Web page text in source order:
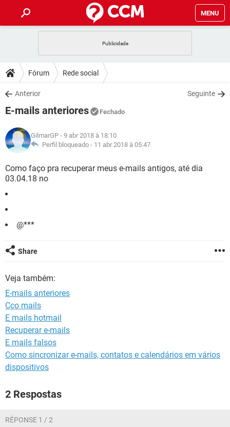
MENU
CELULAR
OUTLOOK
INSTAGRAM GMAIL
GUIA DE COMPRAS
DICAS
JOGOS
INSTAGRAM
GUIA DE COMPRAS
DOWNLOADS
JOGOS WHATSAPP
CELULAR
OUTLOOK EXCEL
INSTAGRAM GMAIL
GUIA DE COMPRAS
JOGOS
CELULAR
OUTLOOK EXCEL
GLOSSÁRIO
WHATSAPP
CELULAR
Fórum Rede social
Anterior Seguinte
E-mails anteriores Fechado
GilmarGP - 9 abr 2018 à 18:10
Perfil bloqueado - 11 abr 2018 à 05:47
Como faço pra recuperar meus e-mails antigos, até dia
03.04.18 no
@***
Share
Veja também:
E-mails anteriores
Cco mails
E mails hotmail
Recuperar e-mails
E mails falsos
Como sincronizar e-mails, contatos e calendários em vários
dispositivos
2 Respostas
RÉPONSE 1 / 2